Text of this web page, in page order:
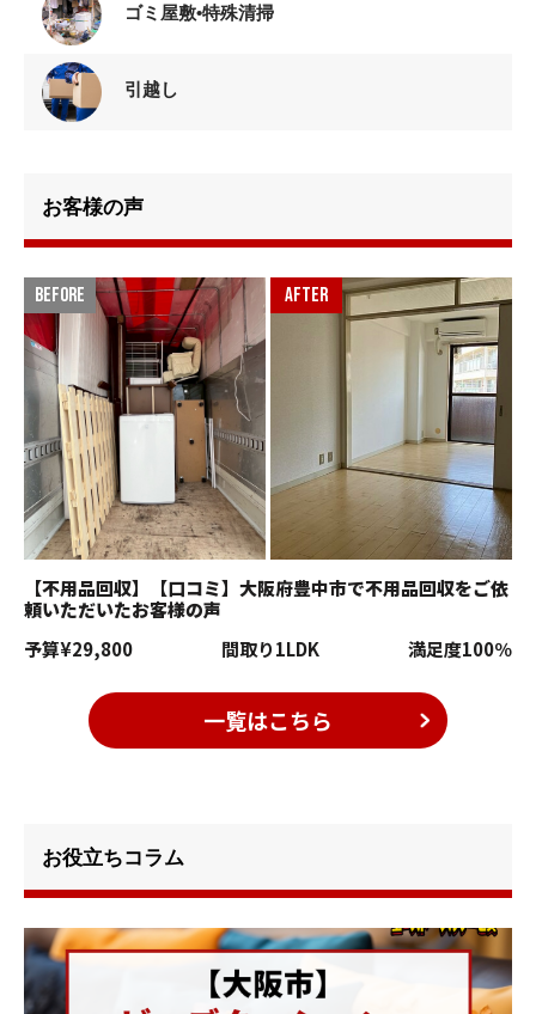
ゴミ屋敷•特殊清掃
引越し
お客様の声
【不用品回収】【口コミ】大阪府豊中市で不用品回収をご依
頼いただいたお客様の声
予算¥29,800 間取り1LDK 満足度100％
一覧はこちら
お役立ちコラム